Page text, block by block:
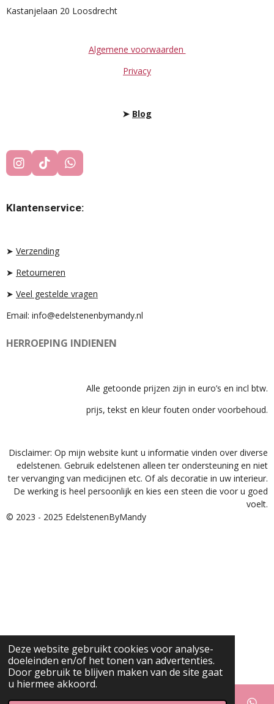
Deze website gebruikt cookies voor analyse-
doeleinden en/of het tonen van advertenties.
Door gebruik te blijven maken van de site gaat
u hiermee akkoord.
Kastanjelaan 20 Loosdrecht
Algemene voorwaarden
Privacy
➤ Blog
I
N
T
A
A
T
I
T
O
W
H
T
S
Klantenservice:
➤ Verzending
➤ Retourneren
➤ Veel gestelde vragen
Email: info@edelstenenbymandy.nl
HERROEPING INDIENEN
Alle getoonde prijzen zijn in euro’s en incl btw.
prijs, tekst en kleur fouten onder voorbehoud.
Disclaimer: Op mijn website kunt u informatie vinden over diverse
edelstenen. Gebruik edelstenen alleen ter ondersteuning en niet
ter vervanging van medicijnen etc. Of als decoratie in uw interieur.
De werking is heel persoonlijk en kies een steen die voor u goed
voelt.
© 2023 - 2025 EdelstenenByMandy